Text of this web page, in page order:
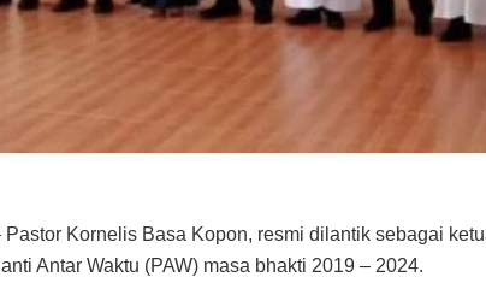
Kornelis Basa Kopon, resmi dilantik sebagai
Antar Waktu (PAW) masa bhakti 2019 – 2024.